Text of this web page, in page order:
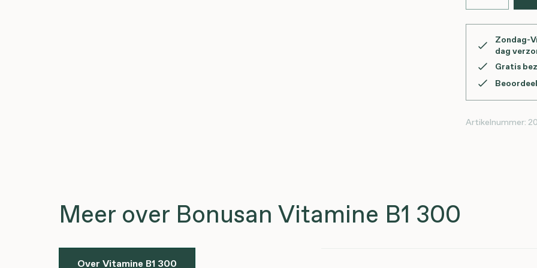
Zondag-
dag
Gratis
Artikelnummer:
Meer over Bonusan Vitamine B1 300
Over Vitamine B1 300